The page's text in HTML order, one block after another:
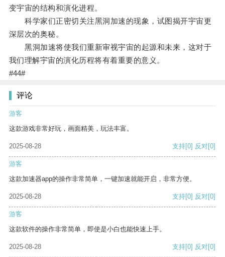
变宇宙的结构和演化进程。
科学家们正密切关注黑洞加速的现象，试图揭开宇宙更
深层次的奥秘。
黑洞加速将使我们重新审视宇宙的起源和未来，这对于
我们理解宇宙的演化历程将有着重要的意义。
#44#
评论
游客
这款游戏非常好玩，画面精美，玩法丰富。
2025-08-28 支持[0] 反对[0]
游客
这款加速器app的操作非常简单，一键加速就能开启，非常方便。
2025-08-28 支持[0] 反对[0]
游客
这款软件的操作非常简单，即使是小白也能快速上手。
2025-08-28 支持[0] 反对[0]